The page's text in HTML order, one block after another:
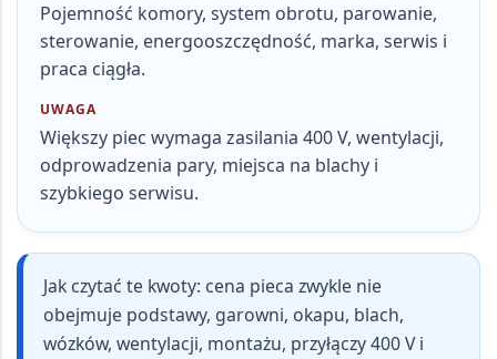
Pojemność komory, system obrotu, parowanie,
sterowanie, energooszczędność, marka, serwis i
praca ciągła.
UWAGA
Większy piec wymaga zasilania 400 V, wentylacji,
odprowadzenia pary, miejsca na blachy i
szybkiego serwisu.
Jak czytać te kwoty: cena pieca zwykle nie
obejmuje podstawy, garowni, okapu, blach,
wózków, wentylacji, montażu, przyłączy 400 V i